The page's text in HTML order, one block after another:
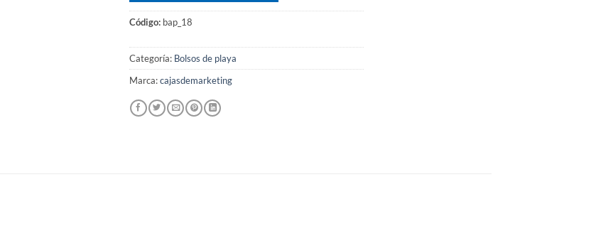
Código: bap_18
Categoría: Bolsos de playa
Marca:cajasdemarketing